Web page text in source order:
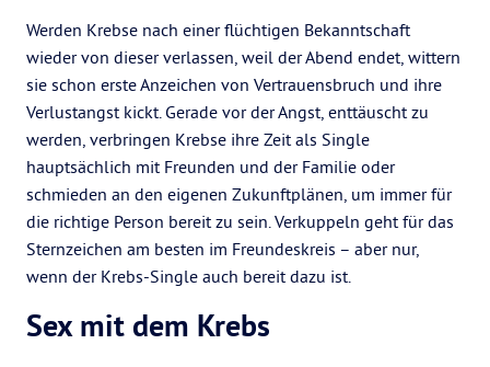
Werden Krebse nach einer flüchtigen Bekanntschaft
wieder von dieser verlassen, weil der Abend endet, wittern
sie schon erste Anzeichen von Vertrauensbruch und ihre
Verlustangst kickt. Gerade vor der Angst, enttäuscht zu
werden, verbringen Krebse ihre Zeit als Single
hauptsächlich mit Freunden und der Familie oder
schmieden an den eigenen Zukunftplänen, um immer für
die richtige Person bereit zu sein. Verkuppeln geht für das
Sternzeichen am besten im Freundeskreis – aber nur,
wenn der Krebs-Single auch bereit dazu ist.
Sex mit dem Krebs